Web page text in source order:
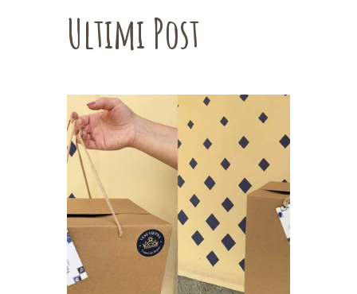
Ultimi Post